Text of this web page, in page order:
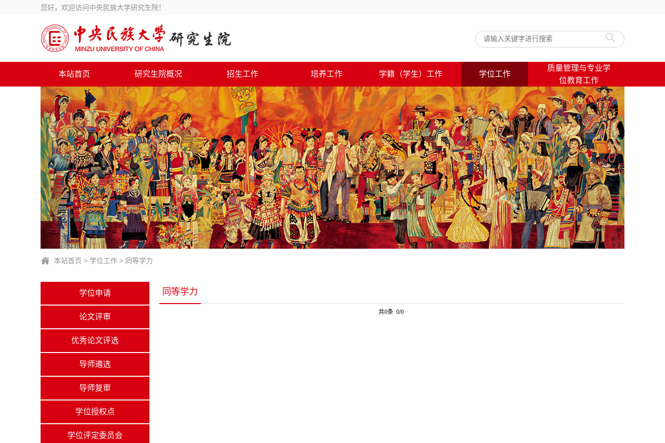
您好，欢迎访问中央民族大学研究生院！
本站首页 研究生院概况 招生工作 培养工作 学籍（学生）工作 学位工作
质量管理与专业学
位教育工作
本站首页 > 学位工作 > 同等学力
学位申请
论文评审
优秀论文评选
导师遴选
导师复审
学位授权点
学位评定委员会
同等学力
共0条 0/0